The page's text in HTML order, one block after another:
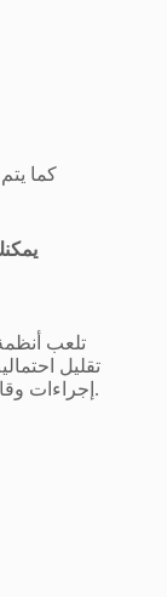
كما
تلعب
تقليل
إجراءات وقائية مدروسة تهدف إلى حماية الأرواح والممتلكات.